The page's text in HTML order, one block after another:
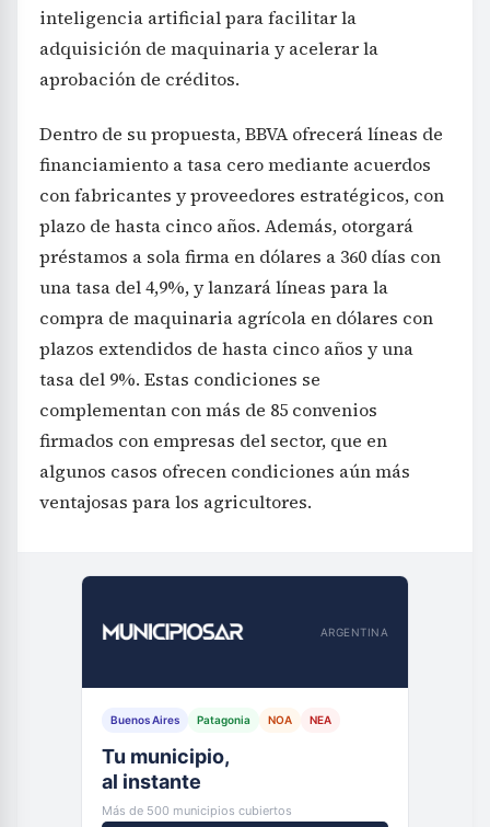
inteligencia artificial para facilitar la
adquisición de maquinaria y acelerar la
aprobación de créditos.
Dentro de su propuesta, BBVA ofrecerá líneas de
financiamiento a tasa cero mediante acuerdos
con fabricantes y proveedores estratégicos, con
plazo de hasta cinco años. Además, otorgará
préstamos a sola firma en dólares a 360 días con
una tasa del 4,9%, y lanzará líneas para la
compra de maquinaria agrícola en dólares con
plazos extendidos de hasta cinco años y una
tasa del 9%. Estas condiciones se
complementan con más de 85 convenios
firmados con empresas del sector, que en
algunos casos ofrecen condiciones aún más
ventajosas para los agricultores.
ARGENTINA
Buenos Aires Patagonia NOA NEA
Tu municipio,
al instante
Más de 500 municipios cubiertos